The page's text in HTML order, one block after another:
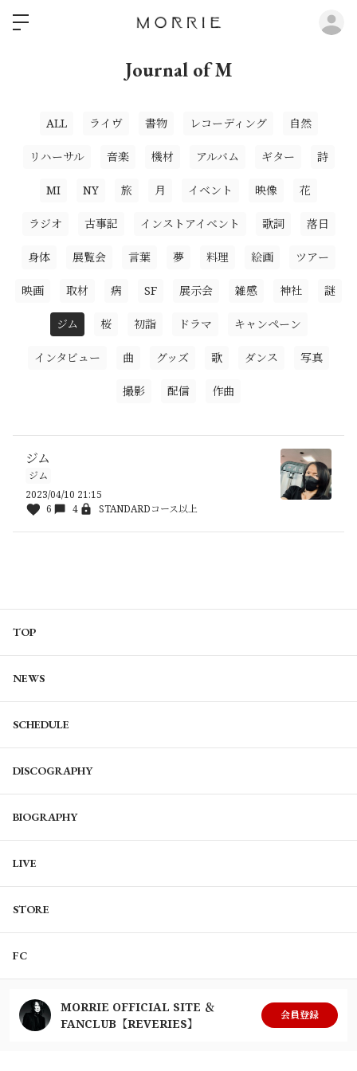
Journal of M
ALL ライヴ 書物 レコーディング 自然
リハーサル 音楽 機材 アルバム ギター 詩
MI NY 旅 月 イベント 映像 花
ラジオ 古事記 インストアイベント 歌詞 落日
身体 展覧会 言葉 夢 料理 絵画 ツアー
映画 取材 病 SF 展示会 雑感 神社 謎
ジム 桜 初詣 ドラマ キャンペーン
インタビュー 曲 グッズ 歌 ダンス 写真
撮影 配信 作曲
ジム
ジム
2023/04/10 21:15
6
4 STANDARDコース以上
TOP
NEWS
SCHEDULE
DISCOGRAPHY
BIOGRAPHY
LIVE
STORE
FC
MORRIE OFFICIAL SITE ＆
FANCLUB【REVERIES】
会員登録